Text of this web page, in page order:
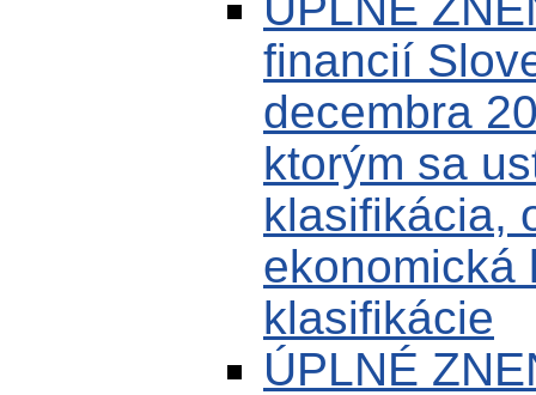
financií
decembra
ktorým sa
klasifikácia,
ekonomická
klasifikácie
ÚPLNÉ